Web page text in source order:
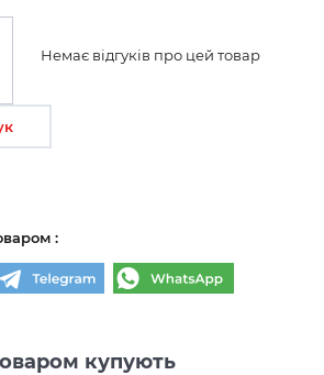
Немає відгуків про цей товар
:
купують